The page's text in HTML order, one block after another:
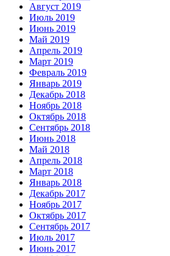
Август 2019
Июль 2019
Июнь 2019
Май 2019
Апрель 2019
Март 2019
Февраль 2019
Январь 2019
Декабрь 2018
Ноябрь 2018
Октябрь 2018
Сентябрь 2018
Июнь 2018
Май 2018
Апрель 2018
Март 2018
Январь 2018
Декабрь 2017
Ноябрь 2017
Октябрь 2017
Сентябрь 2017
Июль 2017
Июнь 2017